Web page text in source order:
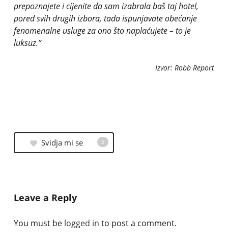
prepoznajete i cijenite da sam izabrala baš taj hotel,
pored svih drugih izbora, tada ispunjavate obećanje
fenomenalne usluge za ono što naplaćujete – to je
luksuz.”
Izvor: Robb Report
Svidja mi se 2
Leave a Reply
You must be logged in to post a comment.